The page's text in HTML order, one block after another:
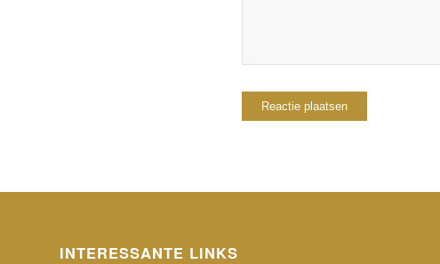
INTERESSANTE LINKS